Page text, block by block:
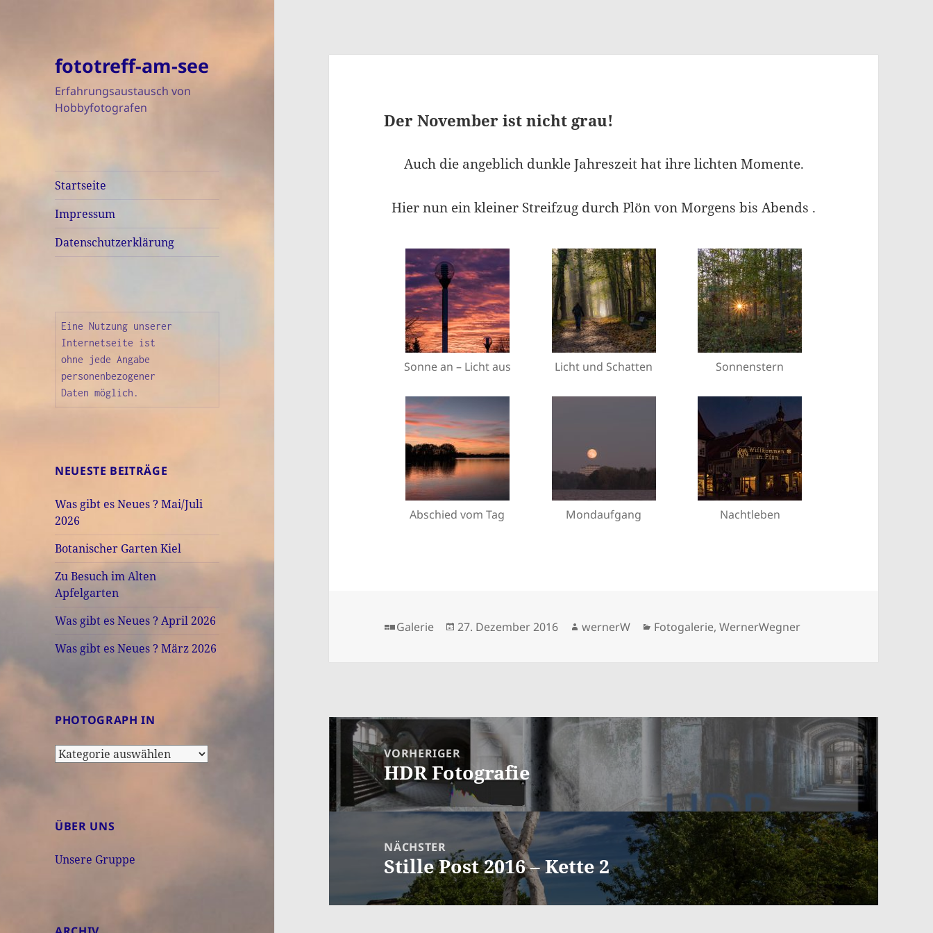
fototreff-am-see
Erfahrungsaustausch von
Hobbyfotografen
Startseite
Impressum
Datenschutzerklärung
Eine Nutzung unserer
Internetseite ist
ohne jede Angabe
personenbezogener
Daten möglich.
NEUESTE BEITRÄGE
Was gibt es Neues ? Mai/Juli
2026
Botanischer Garten Kiel
Zu Besuch im Alten
Apfelgarten
Was gibt es Neues ? April 2026
Was gibt es Neues ? März 2026
PHOTOGRAPH IN
Photograph
ÜBER UNS
Unsere Gruppe
Der November ist nicht grau!
Auch die angeblich dunkle Jahreszeit hat ihre lichten Momente.
Hier nun ein kleiner Streifzug durch Plön von Morgens bis Abends .
Sonne an – Licht aus Licht und Schatten Sonnenstern
Abschied vom Tag Mondaufgang Nachtleben
Format
Galerie
Veröffentlicht
27. Dezember 2016 Autor
wernerW Kategorien
Fotogalerie,WernerWegner
Beitragsnavigation
VORHERIGER
Vorheriger
Beitrag:
HDR Fotografie
NÄCHSTER
Nächster
Beitrag:
Stille Post 2016 – Kette 2